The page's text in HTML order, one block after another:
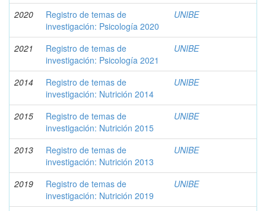
2020
Registro de temas de
investigación: Psicología 2020
UNIBE
2021
Registro de temas de
investigación: Psicología 2021
UNIBE
2014
Registro de temas de
investigación: Nutrición 2014
UNIBE
2015
Registro de temas de
investigación: Nutrición 2015
UNIBE
2013
Registro de temas de
investigación: Nutrición 2013
UNIBE
2019
Registro de temas de
investigación: Nutrición 2019
UNIBE